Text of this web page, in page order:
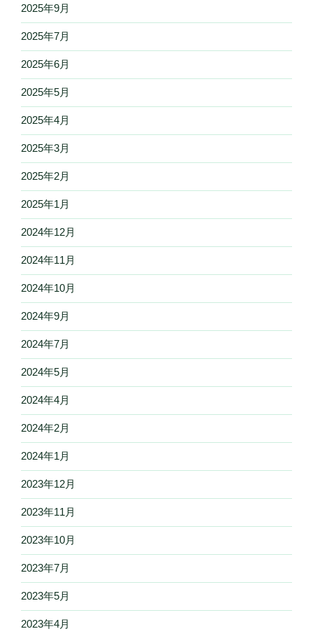
2025年9月
2025年7月
2025年6月
2025年5月
2025年4月
2025年3月
2025年2月
2025年1月
2024年12月
2024年11月
2024年10月
2024年9月
2024年7月
2024年5月
2024年4月
2024年2月
2024年1月
2023年12月
2023年11月
2023年10月
2023年7月
2023年5月
2023年4月